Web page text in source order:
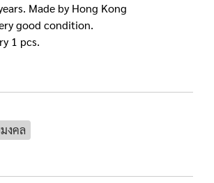
Made by Hong Kong
good condition.
1 pcs.
งคล